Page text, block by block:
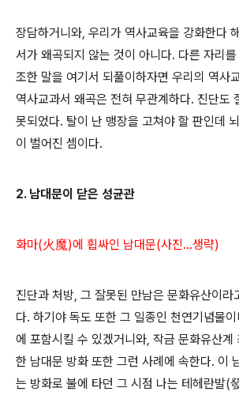
장담하거니와, 우리가 역사교육을 강화한다
서가 왜곡되지 않는 것이 아니다. 다른 자리
조한 말을 여기서 되풀이하자면 우리의 역사
역사교과서 왜곡은 전혀 무관계하다. 진단도
못되었다. 탈이 난 맹장을 고쳐야 할 판인데
이 벌어진 셈이다.
2. 남대문이 닫은 성균관
화마(火魔)에 휩싸인 남대문(사진...생략)
진단과 처방, 그 잘못된 만남은 문화유산이라
다. 하기야 독도 또한 그 일종인 천연기념물
에 포함시킬 수 있겠거니와, 작금 문화유산계
한 남대문 방화 또한 그런 사례에 속한다. 이
는 방화로 불에 타던 그 시점 나는 테헤란발(